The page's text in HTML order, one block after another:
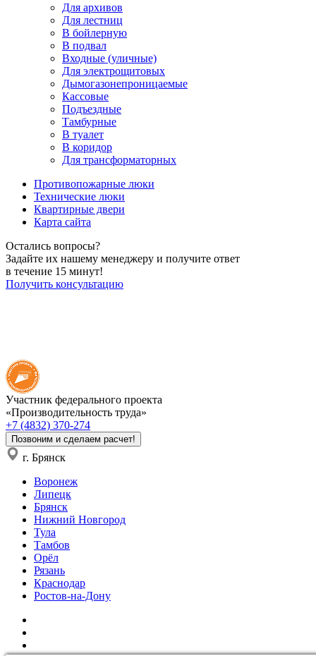
Для архивов
Для лестниц
В бойлерную
В подвал
Входные (уличные)
Для электрощитовых
Дымогазонепроницаемые
Кассовые
Подъездные
Тамбурные
В туалет
В коридор
Для трансформаторных
Противопожарные люки
Технические люки
Квартирные двери
Карта сайта
Остались вопросы?
Задайте их нашему менеджеру и получите ответ
в течение 15 минут!
Получить консультацию
Участник федерального проекта
«Производительность труда»
+7 (4832) 370-274
Позвоним и сделаем расчет!
г. Брянск
Воронеж
Липецк
Брянск
Нижний Новгород
Тула
Тамбов
Орёл
Рязань
Краснодар
Ростов-на-Дону